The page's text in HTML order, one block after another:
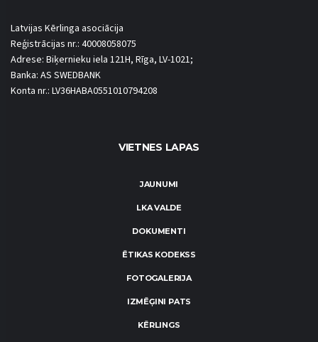
Latvijas Kērlinga asociācija
Reģistrācijas nr.: 40008058075
Adrese: Biķernieku iela 121H, Rīga, LV-1021;
Banka: AS SWEDBANK
Konta nr.: LV36HABA0551010794208
VIETNES LAPAS
JAUNUMI
LKA VALDE
DOKUMENTI
ĒTIKAS KODEKSS
FOTOGALERIJA
IZMĒĢINI PATS
KĒRLINGS